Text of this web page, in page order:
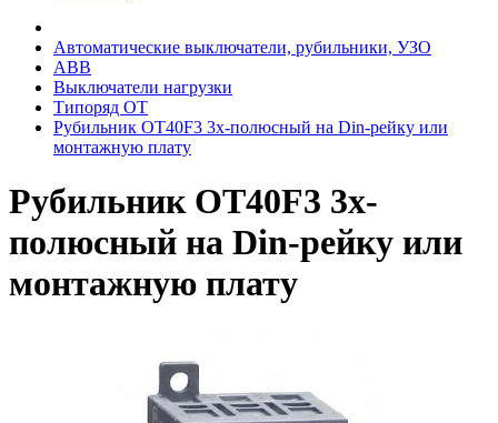
Автоматические выключатели, рубильники, УЗО
ABB
Выключатели нагрузки
Типоряд ОТ
Рубильник ОТ40F3 3х-полюсный на Din-рейку или
монтажную плату
Рубильник ОТ40F3 3х-
полюсный на Din-рейку или
монтажную плату